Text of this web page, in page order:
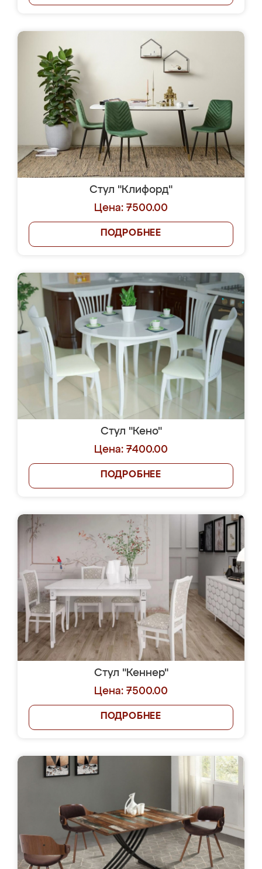
Стул "Клифорд"
Цена: 7500.00
ПОДРОБНЕЕ
Стул "Кено"
Цена: 7400.00
ПОДРОБНЕЕ
Стул "Кеннер"
Цена: 7500.00
ПОДРОБНЕЕ